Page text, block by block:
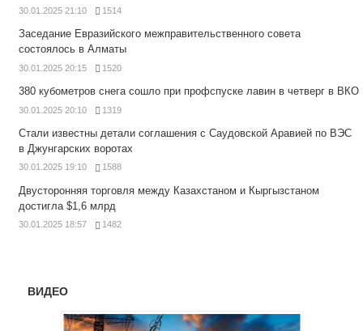
30.01.2025 21:10 1514
Заседание Евразийского межправительственного совета
состоялось в Алматы
30.01.2025 20:15 1520
380 кубометров снега сошло при профспуске лавин в четверг в ВКО
30.01.2025 20:10 1319
Стали известны детали соглашения с Саудовской Аравией по ВЭС
в Джунгарских воротах
30.01.2025 19:10 1588
Двусторонняя торговля между Казахстаном и Кыргызстаном
достигла $1,6 млрд
30.01.2025 18:57 1482
ВИДЕО